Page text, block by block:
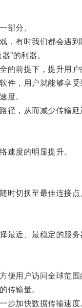
部分。
有时我们都会遇到
”的利器。
前提下，提升用户
，用户就能够享受
度。
，从而减少传输延
度的明显提升。
切换至最佳连接点
近、最稳定的服务
用户访问全球范围
传输量。
加快数据传输速度